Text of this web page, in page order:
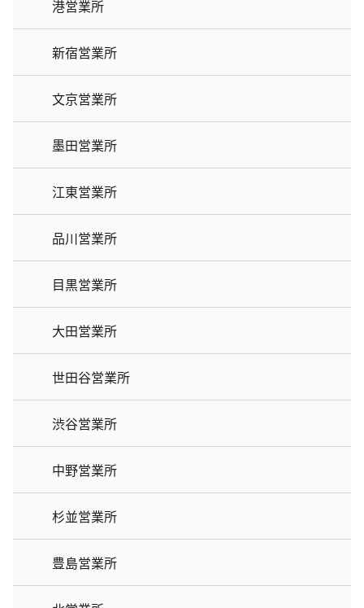
港営業所
新宿営業所
文京営業所
墨田営業所
江東営業所
品川営業所
目黒営業所
大田営業所
世田谷営業所
渋谷営業所
中野営業所
杉並営業所
豊島営業所